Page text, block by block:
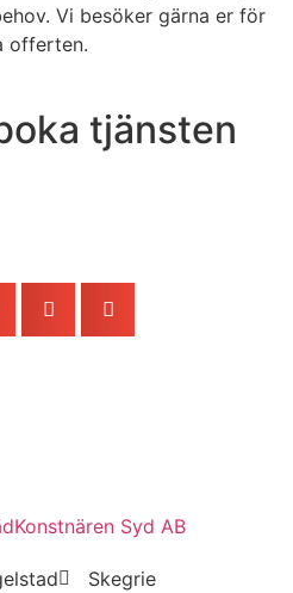
Vi besöker gärna er för
offerten.
tjänsten
Skegrie